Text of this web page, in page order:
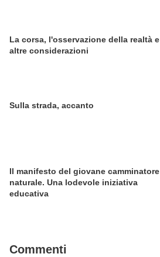
La corsa, l'osservazione della realtà e
altre considerazioni
Sulla strada, accanto
Il manifesto del giovane camminatore
naturale. Una lodevole iniziativa
educativa
Commenti